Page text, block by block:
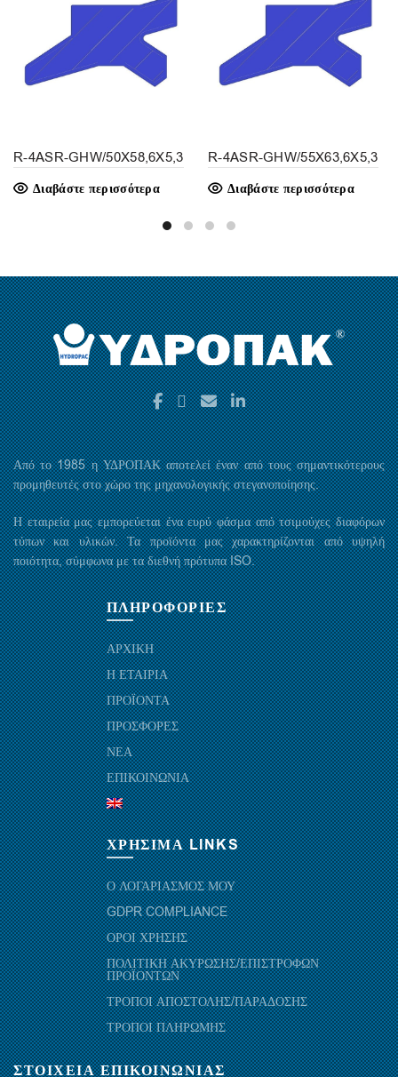
R-4ASR-GHW/50X58,6X5,3
Διαβάστε περισσότερα
R-4ASR-GHW/55X63,6X5,3
Διαβάστε περισσότερα
Από το 1985 η ΥΔΡΟΠΑΚ αποτελεί έναν από τους σημαντικότερους
προμηθευτές στο χώρο της μηχανολογικής στεγανοποίησης.
Η εταιρεία μας εμπορεύεται ένα ευρύ φάσμα από τσιμούχες διαφόρων
τύπων και υλικών. Τα προϊόντα μας χαρακτηρίζονται από υψηλή
ποιότητα, σύμφωνα με τα διεθνή πρότυπα ISO.
ΠΛΗΡΟΦΟΡΙΕΣ
ΑΡΧΙΚΗ
Η ΕΤΑΙΡΙΑ
ΠΡΟΪΟΝΤΑ
ΠΡΟΣΦΟΡΕΣ
ΝΕΑ
ΕΠΙΚΟΙΝΩΝΙΑ
ΧΡΗΣΙΜΑ LINKS
Ο ΛΟΓΑΡΙΑΣΜΟΣ ΜΟΥ
GDPR COMPLIANCE
ΟΡΟΙ ΧΡΗΣΗΣ
ΠΟΛΙΤΙΚΗ ΑΚΥΡΩΣΗΣ/ΕΠΙΣΤΡΟΦΩΝ
ΠΡΟΪΟΝΤΩΝ
ΤΡΟΠΟΙ ΑΠΟΣΤΟΛΗΣ/ΠΑΡΑΔΟΣΗΣ
ΤΡΟΠΟΙ ΠΛΗΡΩΜΗΣ
ΣΤΟΙΧΕΙΑ ΕΠΙΚΟΙΝΩΝΙΑΣ